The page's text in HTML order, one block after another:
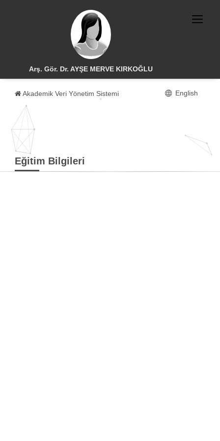
Arş. Gör. Dr. AYŞE MERVE KIRKOĞLU
Akademik Veri Yönetim Sistemi English
Eğitim Bilgileri